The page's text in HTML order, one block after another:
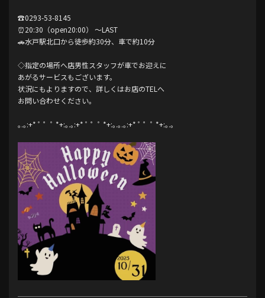
☎0293-53-8145
⏰20:30（open20:00） ～LAST
🚗水戸駅北口から徒歩約30分、車で約10分
◇指定の場所へ店男性スタッフが車でお迎えに
あがるサービスもございます。
状況にもよりますので、詳しくはお店のTELへ
お問い合わせください。
｡.｡:+* ﾟ ゜ﾟ *+:｡.｡:+* ﾟ ゜ﾟ *+:｡.｡.｡:+* ﾟ ゜ﾟ *+:｡.｡